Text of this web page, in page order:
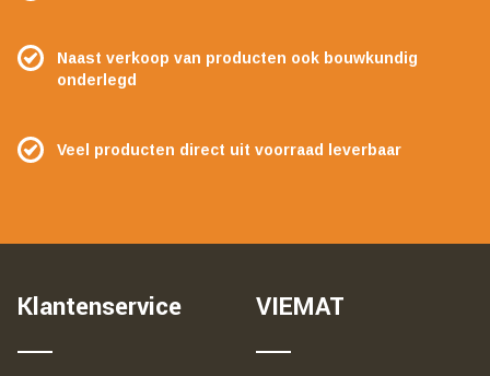
Naast verkoop van producten ook bouwkundig
onderlegd
Veel producten direct uit voorraad leverbaar
Klantenservice VIEMAT